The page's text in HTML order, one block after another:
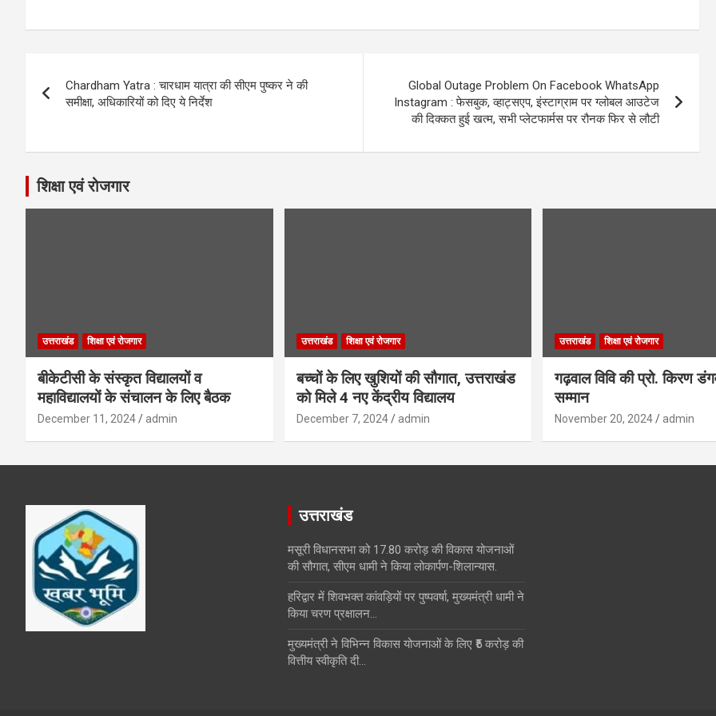
navigation
Chardham Yatra : चारधाम यात्रा की सीएम पुष्कर ने की
समीक्षा, अधिकारियों को दिए ये निर्देश
Global Outage Problem On Facebook WhatsApp
Instagram : फेसबुक, व्हाट्सएप, इंस्टाग्राम पर ग्लोबल आउटेज
की दिक्कत हुई खत्म, सभी प्लेटफार्मस पर रौनक फिर से लौटी
शिक्षा एवं रोजगार
उत्तराखंड शिक्षा एवं रोजगार
बीकेटीसी के संस्कृत विद्यालयों व
महाविद्यालयों के संचालन के लिए बैठक
December 11, 2024 admin
उत्तराखंड शिक्षा एवं रोजगार
बच्चों के लिए खुशियों की सौगात, उत्तराखंड
को मिले 4 नए केंद्रीय विद्यालय
December 7, 2024 admin
उत्तराखंड शिक्षा एवं रोजगार
गढ़वाल विवि की प्रो. किरण
सम्मान
November 20, 2024 admin
उत्तराखंड
मसूरी विधानसभा को 17.80 करोड़ की विकास योजनाओं
की सौगात, सीएम धामी ने किया लोकार्पण-शिलान्यास.
हरिद्वार में शिवभक्त कांवड़ियों पर पुष्पवर्षा, मुख्यमंत्री धामी ने
किया चरण प्रक्षालन…
मुख्यमंत्री ने विभिन्न विकास योजनाओं के लिए ₹5 करोड़ की
वित्तीय स्वीकृति दी…